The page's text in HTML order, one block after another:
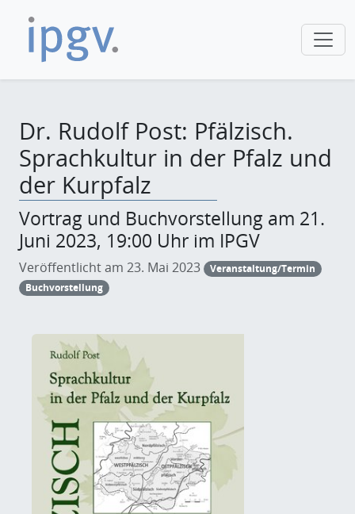
Dr. Rudolf Post: Pfälzisch.
Sprachkultur in der Pfalz und
der Kurpfalz
Vortrag und Buchvorstellung am 21.
Juni 2023, 19:00 Uhr im IPGV
Veröffentlicht am 23. Mai 2023
Veranstaltung/Termin
Buchvorstellung